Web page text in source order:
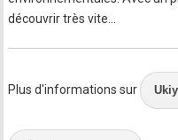
découvrir très vite…
Plus d'informations sur